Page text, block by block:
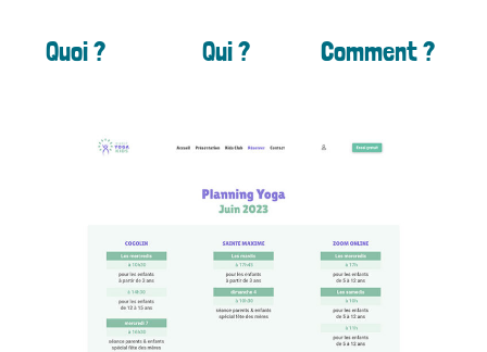
Quoi ? Qui ? Comment ?